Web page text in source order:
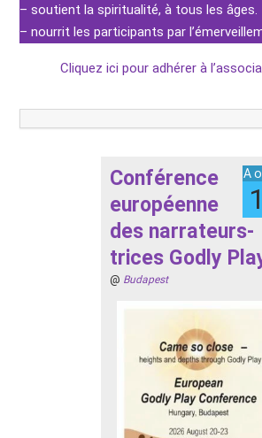
– soutient la spiritualité, à tous les âges.
– nourrit les participants par
Cliquez ici pour adhérer à
Conférence
européenne
des narrateurs-
trices Godly
@ Budapest